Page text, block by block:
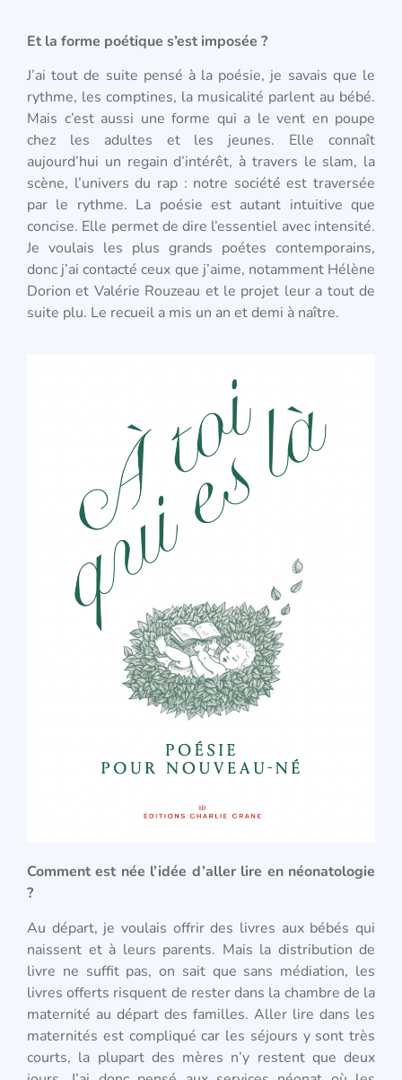
Et la forme poétique s’est imposée ?
J’ai tout de suite pensé à la poésie, je savais que le
rythme, les comptines, la musicalité parlent au bébé.
Mais c’est aussi une forme qui a le vent en poupe
chez les adultes et les jeunes. Elle connaît
aujourd’hui un regain d’intérêt, à travers le slam, la
scène, l’univers du rap : notre société est traversée
par le rythme. La poésie est autant intuitive que
concise. Elle permet de dire l’essentiel avec intensité.
Je voulais les plus grands poétes contemporains,
donc j’ai contacté ceux que j’aime, notamment Hélène
Dorion et Valérie Rouzeau et le projet leur a tout de
suite plu. Le recueil a mis un an et demi à naître.
Comment est née l’idée d’aller lire en néonatologie
?
Au départ, je voulais offrir des livres aux bébés qui
naissent et à leurs parents. Mais la distribution de
livre ne suffit pas, on sait que sans médiation, les
livres offerts risquent de rester dans la chambre de la
maternité au départ des familles. Aller lire dans les
maternités est compliqué car les séjours y sont très
courts, la plupart des mères n’y restent que deux